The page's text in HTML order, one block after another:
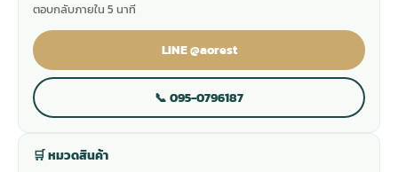
ตอบกลับภายใน 5 นาที
LINE @aorest
📞 095-0796187
🛒 หมวดสินค้า